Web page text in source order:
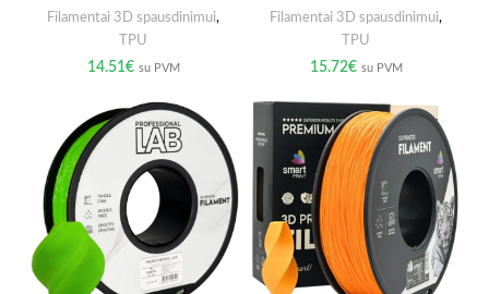
Filamentai 3D spausdinimui,
TPU
14.51€ su PVM
Filamentai 3D spausdinimui,
TPU
15.72€ su PVM